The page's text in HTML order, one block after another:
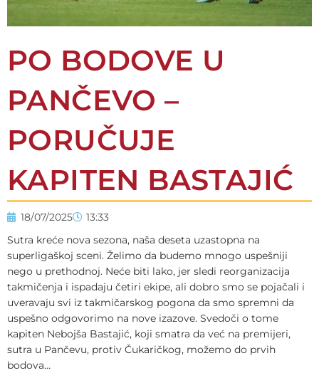
PO BODOVE U
PANČEVO –
PORUČUJE
KAPITEN BASTAJIĆ
18/07/2025
13:33
Sutra kreće nova sezona, naša deseta uzastopna na
superligaškoj sceni. Želimo da budemo mnogo uspešniji
nego u prethodnoj. Neće biti lako, jer sledi reorganizacija
takmičenja i ispadaju četiri ekipe, ali dobro smo se pojačali i
uveravaju svi iz takmičarskog pogona da smo spremni da
uspešno odgovorimo na nove izazove. Svedoči o tome
kapiten Nebojša Bastajić, koji smatra da već na premijeri,
sutra u Pančevu, protiv Čukaričkog, možemo do prvih
bodova…